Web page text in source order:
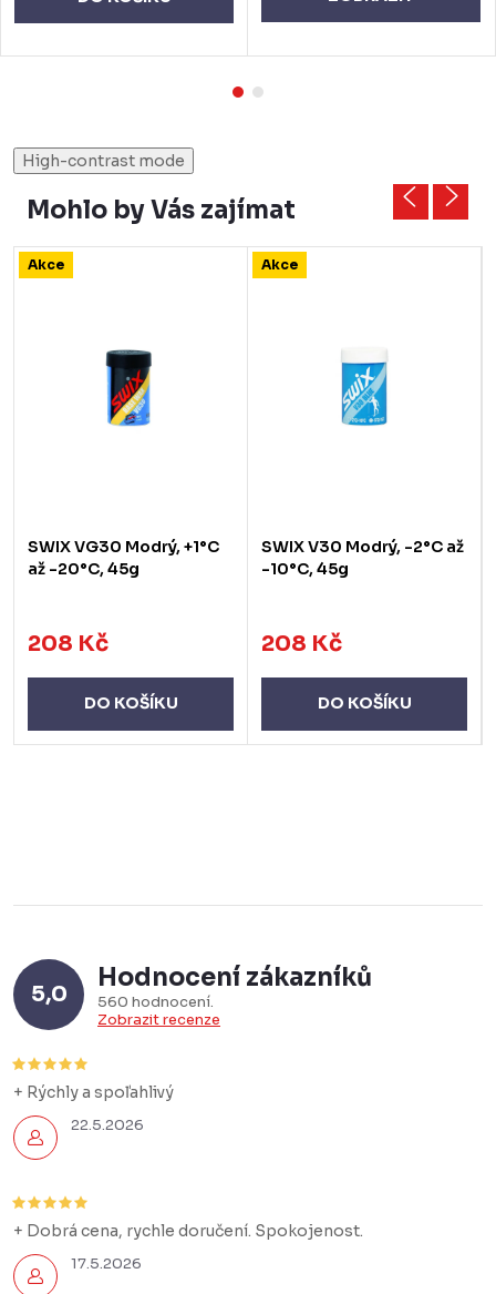
High-contrast mode
Mohlo by Vás zajímat
Akce
SWIX VG30 Modrý, +1°C
až -20°C, 45g
208 Kč
DO KOŠÍKU
Akce
SWIX V30 Modrý, -2°C až
-10°C, 45g
208 Kč
DO KOŠÍKU
5,0
Hodnocení zákazníků
560 hodnocení
Zobrazit recenze
22.5.2026
+ Rýchly a spoľahlivý
17.5.2026
+ Dobrá cena, rychle doručení. Spokojenost.